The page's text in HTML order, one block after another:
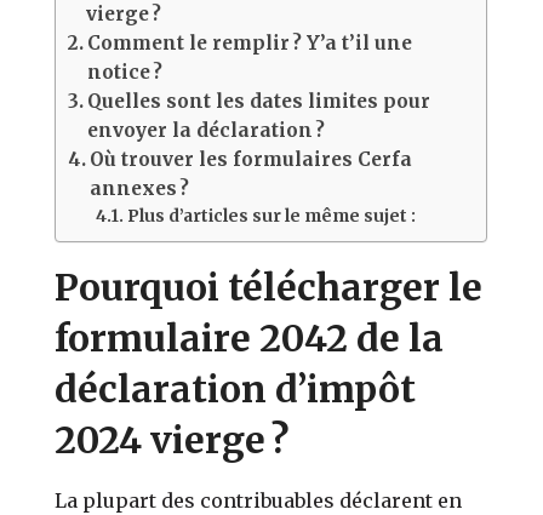
vierge ?
Comment le remplir ? Y’a t’il une
notice ?
Quelles sont les dates limites pour
envoyer la déclaration ?
Où trouver les formulaires Cerfa
annexes ?
Plus d’articles sur le même sujet :
Pourquoi télécharger le
formulaire 2042 de la
déclaration d’impôt
2024 vierge ?
La plupart des contribuables déclarent en